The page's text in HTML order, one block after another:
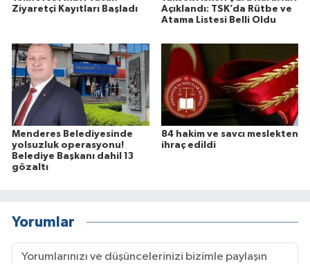
Ziyaretçi Kayıtları Başladı
Açıklandı: TSK’da Rütbe ve
Atama Listesi Belli Oldu
Menderes Belediyesinde
yolsuzluk operasyonu!
Belediye Başkanı dahil 13
gözaltı
84 hakim ve savcı meslekten
ihraç edildi
Yorumlar